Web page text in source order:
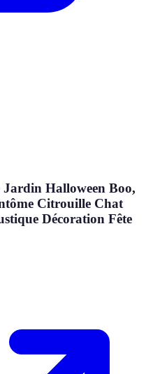
Halloween Boo,
Citrouille Chat
Décoration Fête